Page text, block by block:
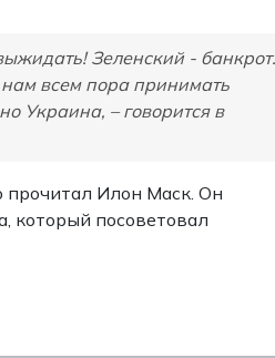
Зеленский - банкрот.
всем пора принимать
Украина, – говорится в
прочитал Илон Маск. Он
который посоветовал